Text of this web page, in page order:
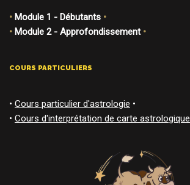
• Module 1 - Débutants •
• Module 2 - Approfondissement•
COURS PARTICULIERS
• Cours particulier d'astrologie •
• Cours d'interprétation de carte astrologique